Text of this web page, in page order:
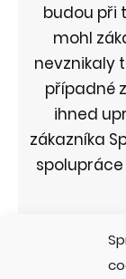
budou při
mohl
nevznikaly
případné
ihned
zákazníka